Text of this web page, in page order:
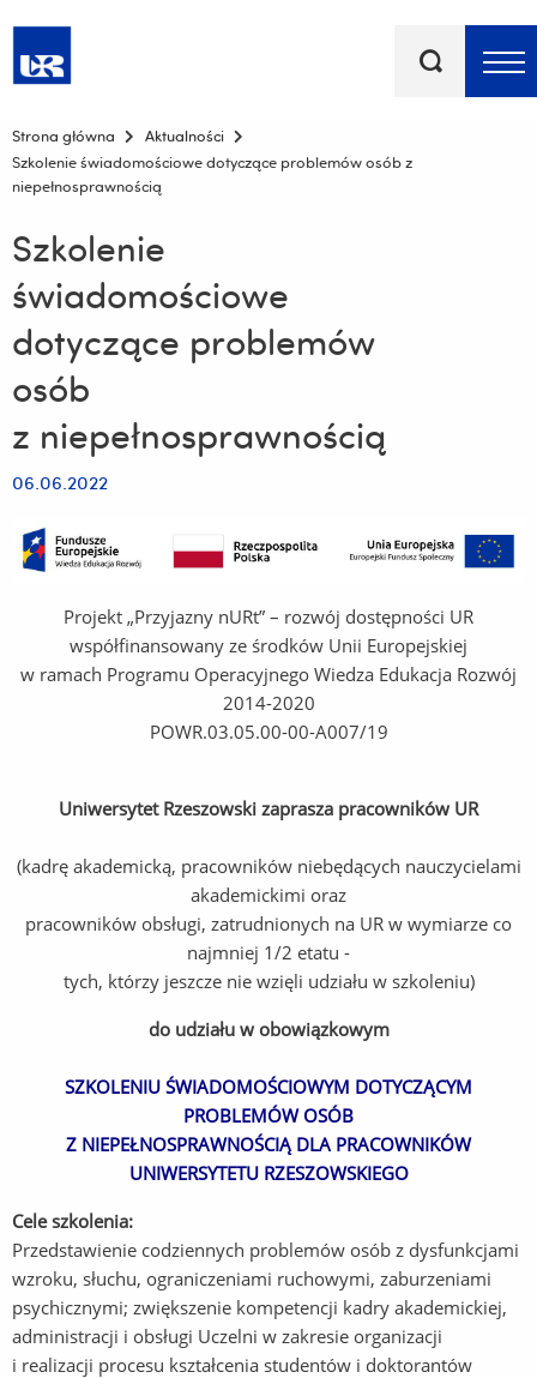
kluczowe
Menu - górna belka
Strona główna
Aktualności
Szkolenie świadomościowe dotyczące problemów osób z
niepełnosprawnością
Szkolenie
świadomościowe
dotyczące problemów
osób
z niepełnosprawnością
06.06.2022
Projekt „Przyjazny nURt” – rozwój dostępności UR
współfinansowany ze środków Unii Europejskiej
w ramach Programu Operacyjnego Wiedza Edukacja Rozwój
2014-2020
POWR.03.05.00-00-A007/19
Uniwersytet Rzeszowski zaprasza pracowników UR
(kadrę akademicką, pracowników niebędących nauczycielami
akademickimi oraz
pracowników obsługi, zatrudnionych na UR w wymiarze co
najmniej 1/2 etatu -
tych, którzy jeszcze nie wzięli udziału w szkoleniu)
do udziału w obowiązkowym
SZKOLENIU ŚWIADOMOŚCIOWYM DOTYCZĄCYM
PROBLEMÓW OSÓB
Z NIEPEŁNOSPRAWNOŚCIĄ DLA PRACOWNIKÓW
UNIWERSYTETU RZESZOWSKIEGO
Cele szkolenia:
Przedstawienie codziennych problemów osób z dysfunkcjami
wzroku, słuchu, ograniczeniami ruchowymi, zaburzeniami
psychicznymi; zwiększenie kompetencji kadry akademickiej,
administracji i obsługi Uczelni w zakresie organizacji
i realizacji procesu kształcenia studentów i doktorantów